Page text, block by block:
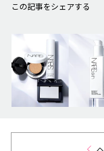
この記事をシェアする